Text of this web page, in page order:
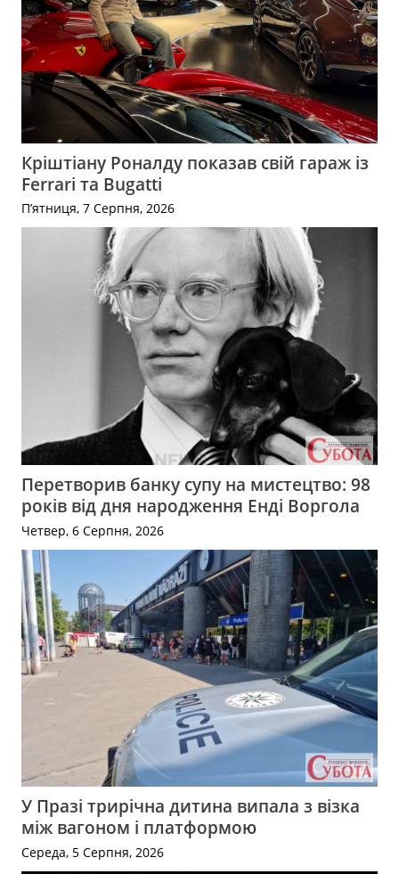
Кріштіану Роналду показав свій гараж із
Ferrari та Bugatti
П’ятниця, 7 Серпня, 2026
Перетворив банку супу на мистецтво: 98
років від дня народження Енді Воргола
Четвер, 6 Серпня, 2026
У Празі трирічна дитина випала з візка
між вагоном і платформою
Середа, 5 Серпня, 2026